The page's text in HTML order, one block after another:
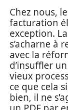
Chez nous,
facturation
exception.
s’acharne à
avec la
d’insuffler
vieux
ce que cela
bien, il ne